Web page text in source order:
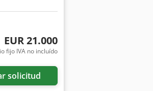
EUR 21.000
fijo IVA no incluído
solicitud